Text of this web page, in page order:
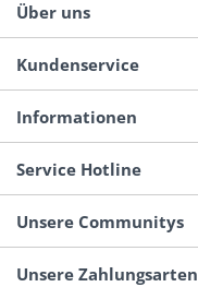
Über uns
Kundenservice
Informationen
Service Hotline
Unsere Communitys
Unsere Zahlungsarten